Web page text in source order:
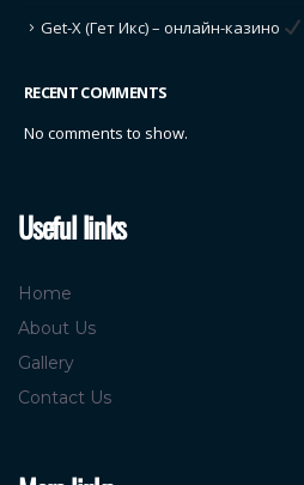
Get-X (Гет Икс) – онлайн-казино
RECENT COMMENTS
No comments to show.
Useful links
Home
About Us
Gallery
Contact Us